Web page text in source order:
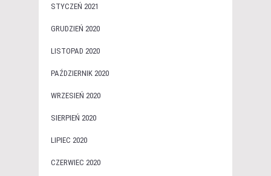
STYCZEŃ 2021
GRUDZIEŃ 2020
LISTOPAD 2020
PAŹDZIERNIK 2020
WRZESIEŃ 2020
SIERPIEŃ 2020
LIPIEC 2020
CZERWIEC 2020